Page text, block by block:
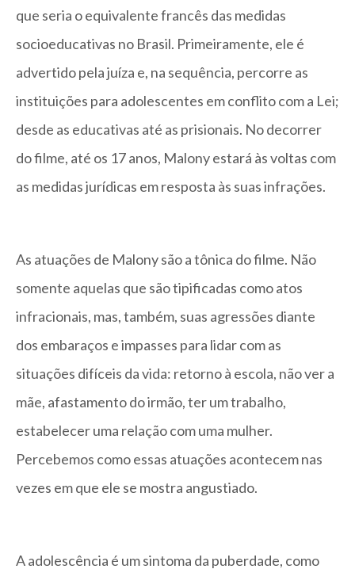
que seria o equivalente francês das medidas
socioeducativas no Brasil. Primeiramente, ele é
advertido pela juíza e, na sequência, percorre as
instituições para adolescentes em conflito com a Lei;
desde as educativas até as prisionais. No decorrer
do filme, até os 17 anos, Malony estará às voltas com
as medidas jurídicas em resposta às suas infrações.
As atuações de Malony são a tônica do filme. Não
somente aquelas que são tipificadas como atos
infracionais, mas, também, suas agressões diante
dos embaraços e impasses para lidar com as
situações difíceis da vida: retorno à escola, não ver a
mãe, afastamento do irmão, ter um trabalho,
estabelecer uma relação com uma mulher.
Percebemos como essas atuações acontecem nas
vezes em que ele se mostra angustiado.
A adolescência é um sintoma da puberdade, como